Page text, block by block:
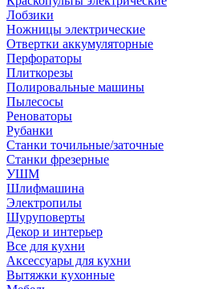
Лобзики
Ножницы электрические
Отвертки аккумуляторные
Перфораторы
Плиткорезы
Полировальные машины
Пылесосы
Реноваторы
Рубанки
Станки точильные/заточные
Станки фрезерные
УШМ
Шлифмашина
Электропилы
Шуруповерты
Декор и интерьер
Все для кухни
Аксессуары для кухни
Вытяжки кухонные